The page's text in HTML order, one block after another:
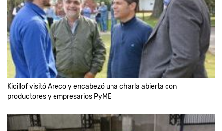
Kicillof visitó Areco y encabezó una charla abierta con
productores y empresarios PyME